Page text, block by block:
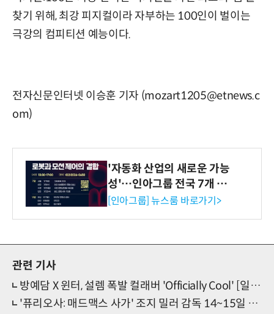
찾기 위해, 최강 피지컬이라 자부하는 100인이 벌이는
극강의 컴피티션 예능이다.
전자신문인터넷 이승훈 기자 (mozart1205@etnews.c
om)
'자동화 산업의 새로운 가능
성'…인아그룹 전국 7개 도
시 세미나 페어 개최
[인아그룹] 뉴스룸 바로가기>
관련 기사
방예담 X 윈터, 설렘 폭발 컬래버 'Officially Cool' [일문일답]
'퓨리오사: 매드맥스 사가' 조지 밀러 감독 14~15일 내한 확정